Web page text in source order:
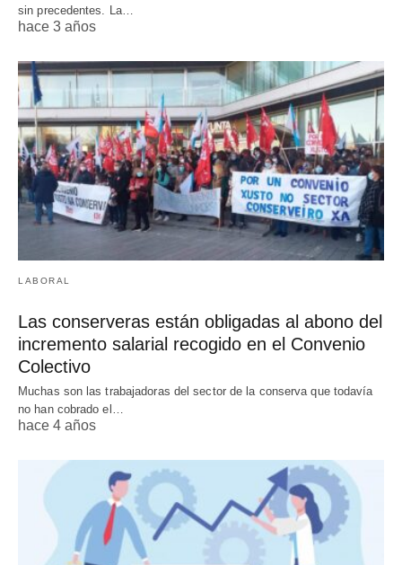
sin precedentes. La…
hace 3 años
LABORAL
Las conserveras están obligadas al abono del
incremento salarial recogido en el Convenio
Colectivo
Muchas son las trabajadoras del sector de la conserva que todavía
no han cobrado el…
hace 4 años